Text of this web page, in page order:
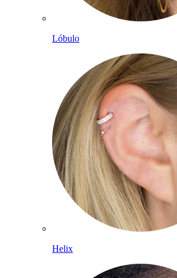
Lóbulo
Helix